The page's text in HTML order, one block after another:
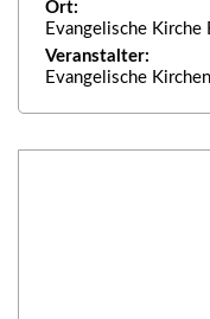
Ort:
Evangelische Kirche
Veranstalter:
Evangelische